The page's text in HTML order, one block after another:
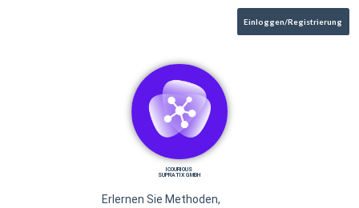
Einloggen/Registrierung
ICOURIOUS
SUPRATIX GMBH
Erlernen Sie Methoden,